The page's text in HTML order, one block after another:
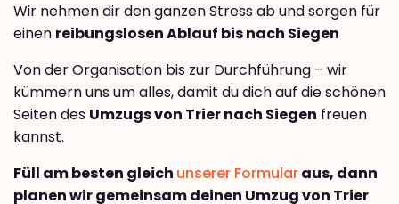
Wir nehmen dir den ganzen Stress ab und sorgen für
einen reibungslosen Ablauf bis nach Siegen
Von der Organisation bis zur Durchführung – wir
kümmern uns um alles, damit du dich auf die schönen
Seiten des Umzugs von Trier nach Siegen freuen
kannst.
Füll am besten gleich unserer Formularaus, dann
planen wir gemeinsam deinen Umzug von Trier